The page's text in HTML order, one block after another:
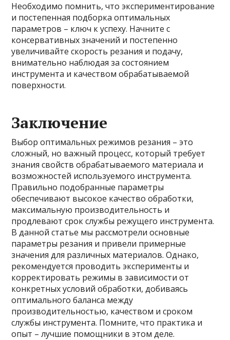
Необходимо помнить, что экспериментирование
и постепенная подборка оптимальных
параметров – ключ к успеху. Начните с
консервативных значений и постепенно
увеличивайте скорость резания и подачу,
внимательно наблюдая за состоянием
инструмента и качеством обрабатываемой
поверхности.
Заключение
Выбор оптимальных режимов резания – это
сложный, но важный процесс, который требует
знания свойств обрабатываемого материала и
возможностей используемого инструмента.
Правильно подобранные параметры
обеспечивают высокое качество обработки,
максимальную производительность и
продлевают срок службы режущего инструмента.
В данной статье мы рассмотрели основные
параметры резания и привели примерные
значения для различных материалов. Однако,
рекомендуется проводить эксперименты и
корректировать режимы в зависимости от
конкретных условий обработки, добиваясь
оптимального баланса между
производительностью, качеством и сроком
службы инструмента. Помните, что практика и
опыт – лучшие помощники в этом деле.